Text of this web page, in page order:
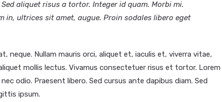
aliquet risus a tortor. Integer id quam. Morbi mi.
in, ultrices sit amet, augue. Proin sodales libero eget
Nullam mauris orci, aliquet et, iaculis et, viverra vitae,
mollis lectus. Vivamus consectetuer risus et tortor. Lorem
odio. Praesent libero. Sed cursus ante dapibus diam. Sed
ipsum.